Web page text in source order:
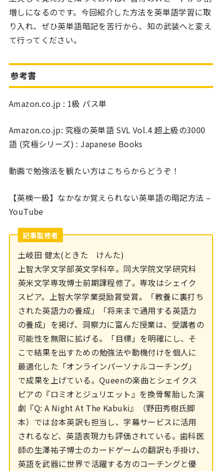
増しになるのです。今回紹介した方法を英単語学習に取
り入れ、ぜひ英単語暗記を苦行から、知の武装へと変え
て行ってください。
参考書
Amazon.co.jp : 1級 パス単
Amazon.co.jp: 究極の英単語 SVL Vol.4 超上級の3000
語 (究極シリーズ) : Japanese Books
動画で勉強法を観たい方はこちらからどうぞ！
【英検一級】なかなか覚えられない英単語の暗記方法 –
YouTube
記事監修者
土岐田 健太(ときた けんた)
上智大学文学部英文学科卒。同大学院文学研究科
英米文学専攻博士前期課程修了。専攻はシェイク
スピア。上智大学学業奨励賞受賞。「教養に裏打ち
された英語力の養成」「将来まで通用する英語力
の養成」を掲げ、洞察力に富んだ授業は、受講者の
可能性を無限に拡げる。「目標」を明確にし、そ
こで結果を出すための勉強法や動機付けを個人に
最適化した「オンラインパーソナルコーチング」
で成果を上げている。Queenの楽曲とシェイクス
ピアの『ロミオとジュリエット』を換骨奪胎した演
劇『Q: A Night At The Kabuki』（野田秀樹氏脚
本）では台本英訳も担当し、字幕サービスに活用
されるなど、英語表現力も評価されている。歯科医
師の生澤祐子博士のカードゲームの翻訳も手掛け、
英語を武器に世界で活躍する方のコーチングと優